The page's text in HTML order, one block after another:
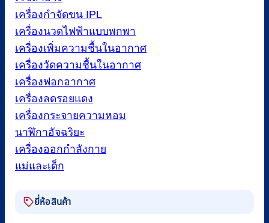
เครื่องกำจัดขน IPL
เครื่องนวดไฟฟ้าแบบพกพา
เครื่องเพิ่มความชื้นในอากาศ
เครื่องวัดความชื้นในอากาศ
เครื่องฟอกอากาศ
เครื่องลดรอยแดง
เครื่องกระจายความหอม
นาฬิกาอัจฉริยะ
เครื่องออกกำลังกาย
แม่และเด็ก
ยี่ห้อสินค้า